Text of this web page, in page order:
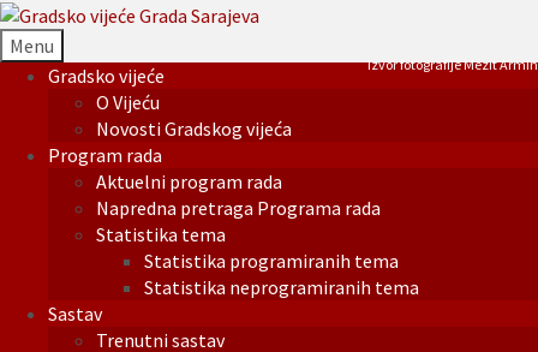
Menu
Gradsko vijeće
O Vijeću
Novosti Gradskog vijeća
Program rada
Aktuelni program rada
Napredna pretraga Programa rada
Statistika tema
Statistika programiranih tema
Statistika neprogramiranih tema
Sastav
Trenutni sastav
Izvor fotografije Mezit Armin